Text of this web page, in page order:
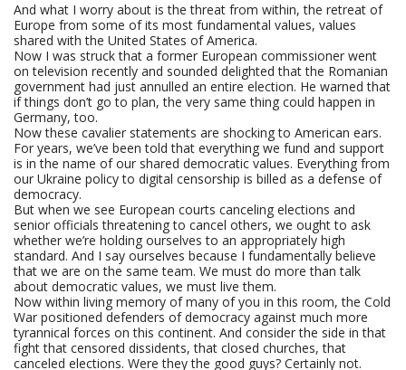
And what I worry about is the threat from within, the retreat of
Europe from some of its most fundamental values, values
shared with the United States of America.
Now I was struck that a former European commissioner went
on television recently and sounded delighted that the Romanian
government had just annulled an entire election. He warned that
if things don’t go to plan, the very same thing could happen in
Germany, too.
Now these cavalier statements are shocking to American ears.
For years, we’ve been told that everything we fund and support
is in the name of our shared democratic values. Everything from
our Ukraine policy to digital censorship is billed as a defense of
democracy.
But when we see European courts canceling elections and
senior officials threatening to cancel others, we ought to ask
whether we’re holding ourselves to an appropriately high
standard. And I say ourselves because I fundamentally believe
that we are on the same team. We must do more than talk
about democratic values, we must live them.
Now within living memory of many of you in this room, the Cold
War positioned defenders of democracy against much more
tyrannical forces on this continent. And consider the side in that
fight that censored dissidents, that closed churches, that
canceled elections. Were they the good guys? Certainly not.